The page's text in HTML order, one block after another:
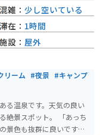
リーム #夜景 #キャンプ
る温泉です。天気の良い
絶景スポット。 「あっち
景色も抜群に良いです。
混雑： 少し空いている
滞在： 1時間
施設： 屋外